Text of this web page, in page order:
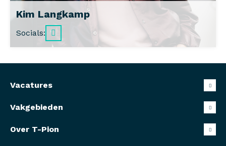
Kim Langkamp
Backoffice professional
085 049 9650
kim@t-pion.nl
Socials:
Vacatures
Vakgebieden
Over T-Pion